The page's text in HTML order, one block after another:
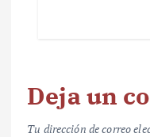
Deja un
Tu dirección de correo